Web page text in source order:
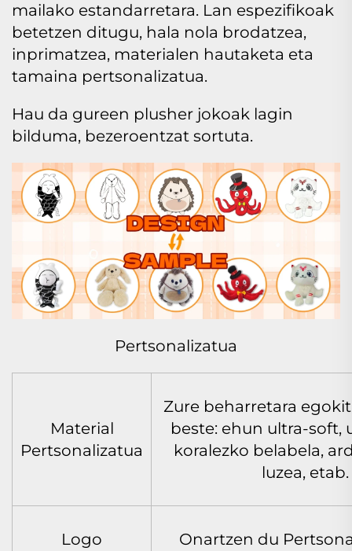
mailako estandarretara. Lan espezifikoak
betetzen ditugu, hala nola brodatzea,
inprimatzea, materialen hautaketa eta
tamaina pertsonalizatua.
Hau da gureen plusher jokoak lagin
bilduma, bezeroentzat sortuta.
Pertsonalizatua
Material
Pertsonalizatua
Zure beharretara
beste: ehun ultra-soft,
koralezko belabela,
luzea, etab.
Logo
Onartzen du